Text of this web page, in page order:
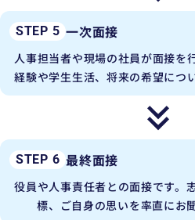
STEP 5 一次面接
人事担当者や現場の社員が面接を
経験や学生生活、将来の希望につ
STEP 6 最終面接
役員や人事責任者との面接です。
標、ご自身の思いを率直にお